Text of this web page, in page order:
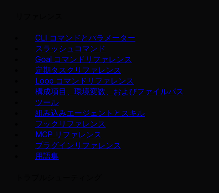
CLI コマンドとパラメーター
スラッシュコマンド
Goal コマンドリファレンス
定期タスクリファレンス
Loop コマンドリファレンス
構成項目、環境変数、およびファイルパス
ツール
組み込みエージェントとスキル
フックリファレンス
MCP リファレンス
プラグインリファレンス
用語集